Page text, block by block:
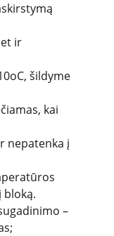
ir
šildyme
kai
nepatenka į
–